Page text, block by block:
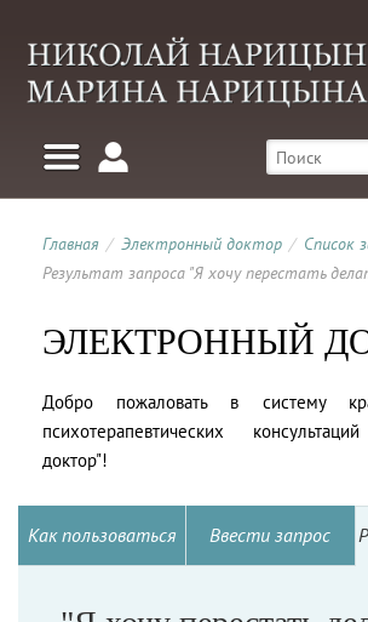
Главная / Электронный доктор / Список
Результат запроса "Я хочу перестать
ЭЛЕКТРОННЫЙ
Добро пожаловать в систему
психотерапевтических
доктор"!
Как пользоваться Ввести запрос